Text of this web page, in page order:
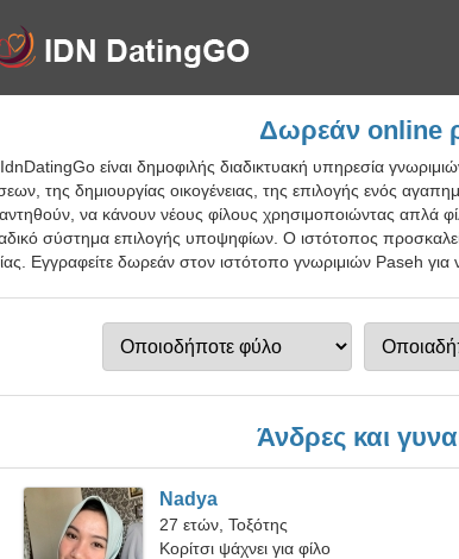
Δωρεάν online
IdnDatingGo είναι δημοφιλής διαδικτυακή υπηρεσία
της δημιουργίας οικογένειας, της επιλογής ενός
να κάνουν νέους φίλους χρησιμοποιώντας απλά
σύστημα επιλογής υποψηφίων. Ο ιστότοπος
Εγγραφείτε δωρεάν στον ιστότοπο γνωριμιών Paseh για
Άνδρες και
Nadya
27 ετών, Τοξότης
Κορίτσι ψάχνει για φίλο